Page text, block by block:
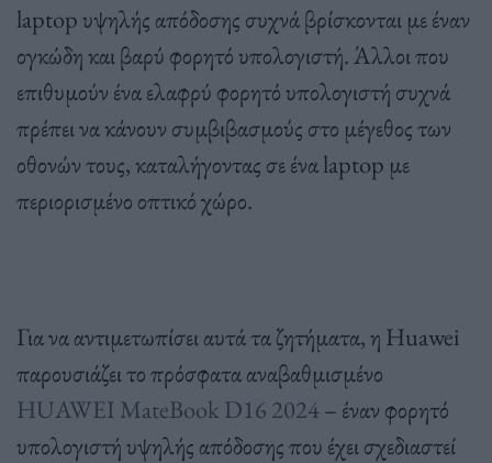
laptop υψηλής απόδοσης συχνά βρίσκονται με έναν
ογκώδη και βαρύ φορητό υπολογιστή. Άλλοι που
επιθυμούν ένα ελαφρύ φορητό υπολογιστή συχνά
πρέπει να κάνουν συμβιβασμούς στο μέγεθος των
οθονών τους, καταλήγοντας σε ένα laptop με
περιορισμένο οπτικό χώρο.
Για να αντιμετωπίσει αυτά τα ζητήματα, η Huawei
παρουσιάζει το πρόσφατα αναβαθμισμένο
HUAWEI MateBook D16 2024– έναν φορητό
υπολογιστή υψηλής απόδοσης που έχει σχεδιαστεί